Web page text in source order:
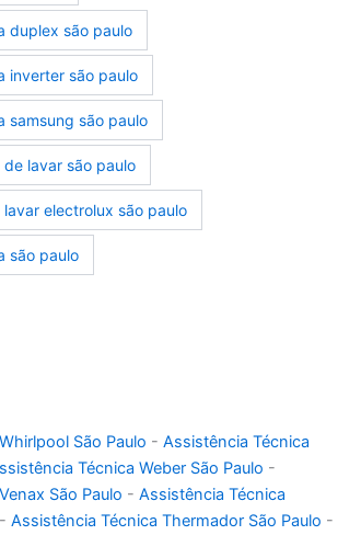
duplex são paulo
inverter são paulo
samsung são paulo
lavar são paulo
electrolux são paulo
são paulo
São Paulo - Assistência Técnica
Técnica Weber São Paulo -
São Paulo - Assistência Técnica
- Assistência Técnica Thermador São Paulo -